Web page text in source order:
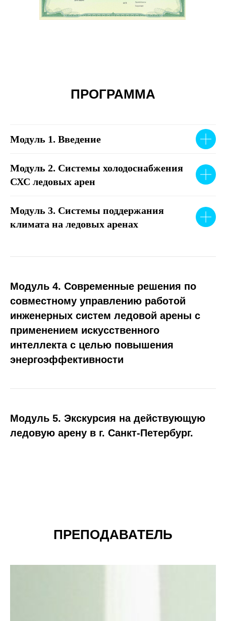
ПРОГРАММА
Модуль 1. Введение
Модуль 2. Системы холодоснабжения
СХС ледовых арен
Модуль 3. Системы поддержания
климата на ледовых аренах
Модуль 4. Современные решения по
совместному управлению работой
инженерных систем ледовой арены с
применением искусственного
интеллекта с целью повышения
энергоэффективности
Модуль 5. Экскурсия на действующую
ледовую арену в г. Санкт-Петербург.
ПРЕПОДАВАТЕЛЬ